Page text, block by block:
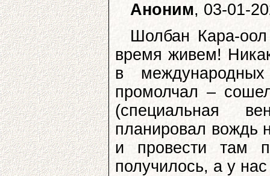
Аноним, 03-01-
Шолбан Кара-
время живем!
в
промолчал –
(специальная
планировал вождь
и провести там
получилось, а у